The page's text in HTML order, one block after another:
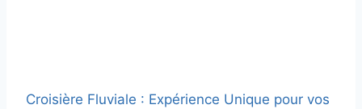
Croisière Fluviale : Expérience Unique pour vos